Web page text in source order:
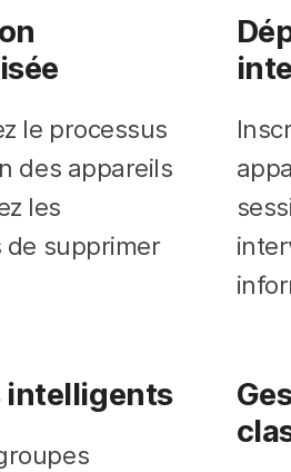
le processus
des appareils
les
de supprimer
intelligents